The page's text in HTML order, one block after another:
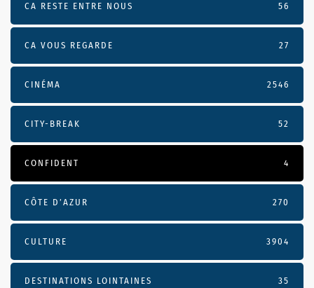
CA RESTE ENTRE NOUS 56
CA VOUS REGARDE 27
CINÉMA 2546
CITY-BREAK 52
CONFIDENT 4
CÔTE D’AZUR 270
CULTURE 3904
DESTINATIONS LOINTAINES 35